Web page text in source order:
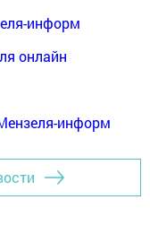
информ
онлайн
информ